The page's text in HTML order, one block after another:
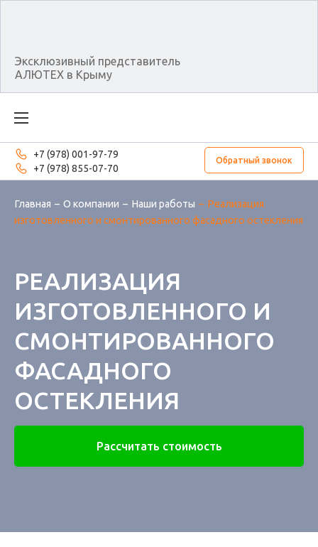
Эксклюзивный представитель
АЛЮТЕХ в Крыму
+7 (978) 001-97-79
+7 (978) 855-07-70
Обратный звонок
Главная О компании Наши работы
Реализация
изготовленного и смонтированного фасадного остекления
РЕАЛИЗАЦИЯ
ИЗГОТОВЛЕННОГО И
СМОНТИРОВАННОГО
ФАСАДНОГО
ОСТЕКЛЕНИЯ
Рассчитать стоимость